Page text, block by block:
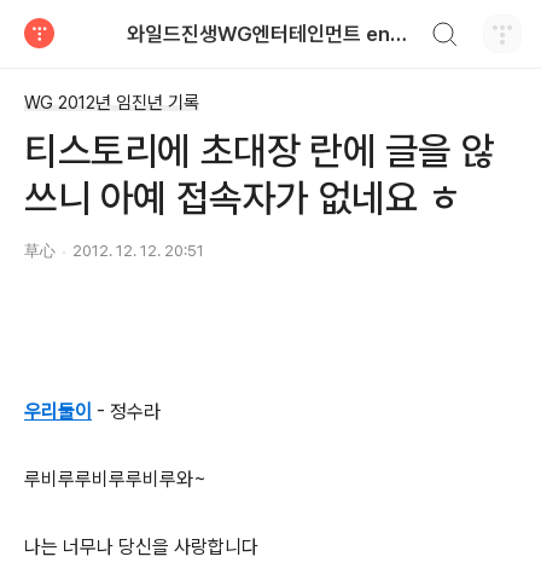
와일드진생WG엔터테인먼트 entertainment
WG 2012년 임진년 기록
티스토리에 초대장 란에 글을 않
쓰니 아예 접속자가 없네요 ㅎ
草心 2012. 12. 12. 20:51
우리둘이 - 정수라
루비루루비루루비루와~
나는 너무나 당신을 사랑합니다